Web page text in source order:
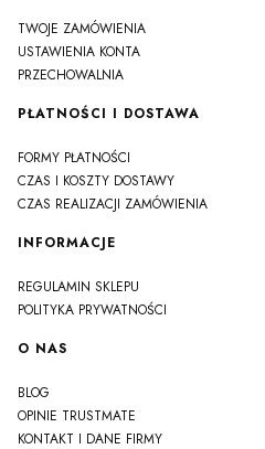
TWOJE ZAMÓWIENIA
USTAWIENIA KONTA
PRZECHOWALNIA
PŁATNOŚCI I DOSTAWA
FORMY PŁATNOŚCI
CZAS I KOSZTY DOSTAWY
CZAS REALIZACJI ZAMÓWIENIA
INFORMACJE
REGULAMIN SKLEPU
POLITYKA PRYWATNOŚCI
O NAS
BLOG
OPINIE TRUSTMATE
KONTAKT I DANE FIRMY